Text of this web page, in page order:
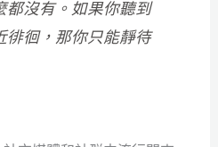
都沒有。如果你聽到
徘徊，那你只能靜待